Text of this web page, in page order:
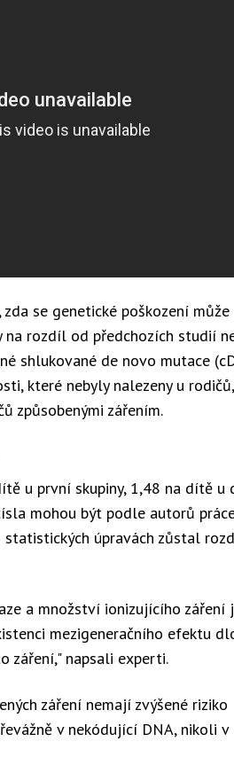
se genetické poškození může
na rozdíl od předchozích studií
shlukované de novo mutace
které nebyly nalezeny u
způsobenými zářením.
u první skupiny, 1,48 na dítě u
mohou být podle autorů
statistických úpravách zůstal
a množství ionizujícího záření
mezigeneračního efektu
záření," napsali experti.
záření nemají zvýšené riziko
v nekódující DNA, nikoli v